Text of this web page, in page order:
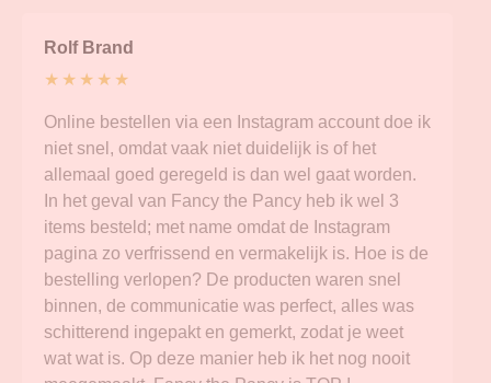
Rolf Brand
★ ★ ★ ★ ★
Online bestellen via een Instagram account doe ik
niet snel, omdat vaak niet duidelijk is of het
allemaal goed geregeld is dan wel gaat worden.
In het geval van Fancy the Pancy heb ik wel 3
items besteld; met name omdat de Instagram
pagina zo verfrissend en vermakelijk is. Hoe is de
bestelling verlopen? De producten waren snel
binnen, de communicatie was perfect, alles was
schitterend ingepakt en gemerkt, zodat je weet
wat wat is. Op deze manier heb ik het nog nooit